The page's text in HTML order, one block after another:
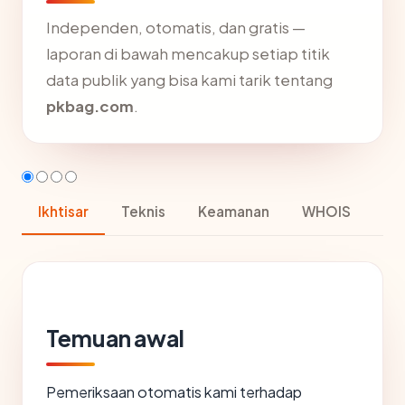
Independen, otomatis, dan gratis —
laporan di bawah mencakup setiap titik
data publik yang bisa kami tarik tentang
pkbag.com.
Ikhtisar Teknis Keamanan WHOIS
Temuan awal
Pemeriksaan otomatis kami terhadap